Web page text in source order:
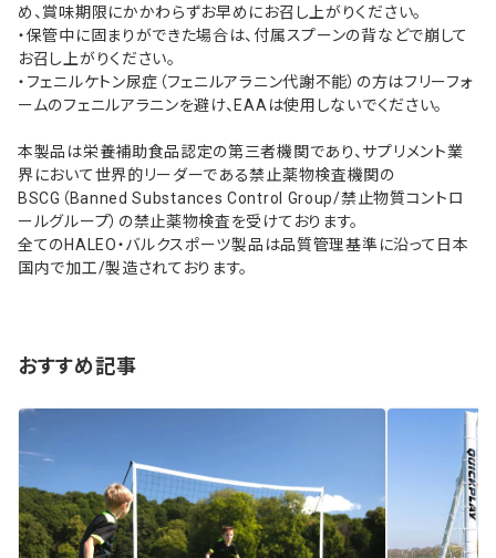
め、賞味期限にかかわらずお早めにお召し上がりください。
・保管中に固まりができた場合は、付属スプーンの背などで崩して
お召し上がりください。
・フェニルケトン尿症（フェニルアラニン代謝不能）の方はフリーフォ
ームのフェニルアラニンを避け、EAAは使用しないでください。
本製品は栄養補助食品認定の第三者機関であり、サプリメント業
界において世界的リーダーである禁止薬物検査機関の
BSCG（Banned Substances Control Group/禁止物質コントロ
ールグループ）の禁止薬物検査を受けております。
全てのHALEO・バルクスポーツ製品は品質管理基準に沿って日本
国内で加工/製造されております。
おすすめ記事